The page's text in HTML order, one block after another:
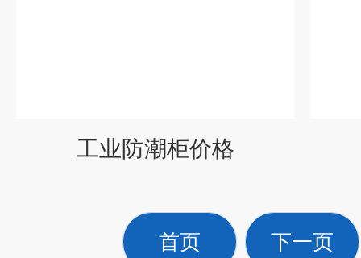
工业防潮柜价格
首页 下一页